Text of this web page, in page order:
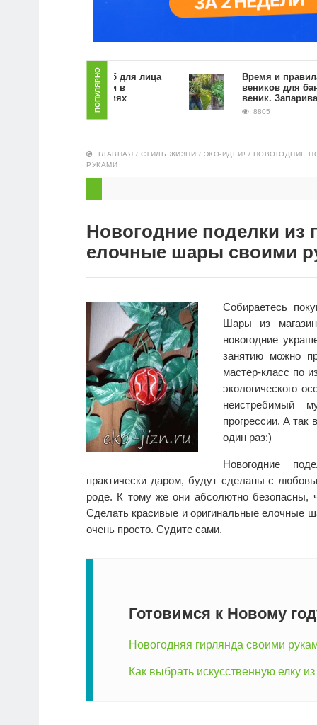
ПОПУЛЯРНО
сделать скраб для лица
Время и правила
веников для бани. Как
веник. Запаривание
8805
ГЛАВНАЯ / СТИЛЬ ЖИЗНИ / ЭКО-ИДЕИ! / НОВОГОДНИЕ
РУКАМИ
Новогодние поделки из
елочные шары своими
Собираетесь
Шары из
новогодние
занятию можно
мастер-класс по
экологического
неистребимый
прогрессии. А
один раз:)
Новогодние
практически даром, будут сделаны с
роде. К тому же они абсолютно безопасны,
Сделать красивые и оригинальные елочные
очень просто. Судите сами.
Готовимся к Новому
Новогодняя гирлянда своими
Как выбрать искусственную елку